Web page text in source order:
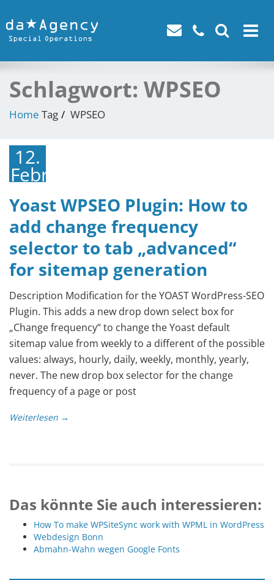
Toggle
Schlagwort: WPSEO
Home Tag WPSEO
12.
Februar
Yoast WPSEO Plugin: How to
add change frequency
selector to tab „advanced“
for sitemap generation
Description Modification for the YOAST WordPress-SEO
Plugin. This adds a new drop down select box for
„Change frequency“ to change the Yoast default
sitemap value from weekly to a different of the possible
values: always, hourly, daily, weekly, monthly, yearly,
never. The new drop box selector for the change
frequency of a page or post
Weiterlesen →
Das könnte Sie auch interessieren:
How To make WPSiteSync work with WPML in WordPress
Webdesign Bonn
Abmahn-Wahn wegen Google Fonts